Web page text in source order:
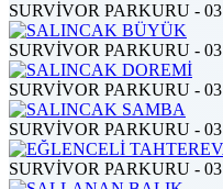
SURVİVOR PARKURU - 03
SURVİVOR PARKURU - 03
SURVİVOR PARKURU - 03
SURVİVOR PARKURU - 03
SURVİVOR PARKURU - 03